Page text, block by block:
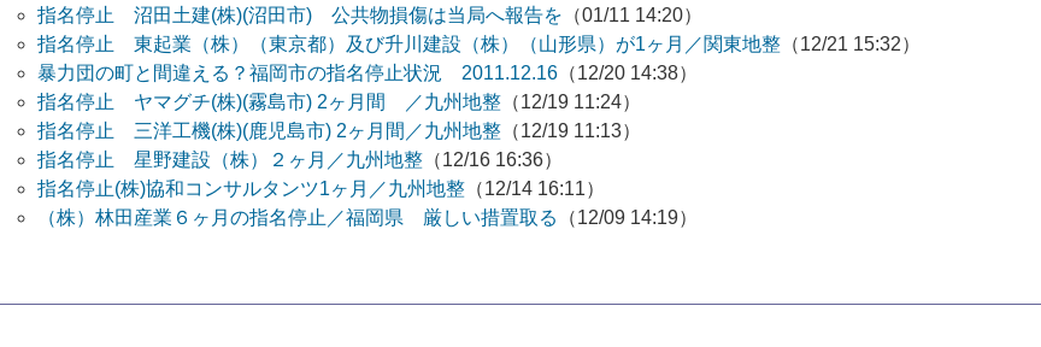
指名停止 沼田土建(株)(沼田市) 公共物損傷は当局へ報告を （01/11 14:20）
指名停止 東起業（株）（東京都）及び升川建設（株）（山形県）が1ヶ月／関東地整 （12/21 15:32）
暴力団の町と間違える？福岡市の指名停止状況 2011.12.16 （12/20 14:38）
指名停止 ヤマグチ(株)(霧島市) 2ヶ月間 ／九州地整 （12/19 11:24）
指名停止 三洋工機(株)(鹿児島市) 2ヶ月間／九州地整 （12/19 11:13）
指名停止 星野建設（株）２ヶ月／九州地整 （12/16 16:36）
指名停止(株)協和コンサルタンツ1ヶ月／九州地整 （12/14 16:11）
（株）林田産業６ヶ月の指名停止／福岡県 厳しい措置取る
（12/09 14:19）